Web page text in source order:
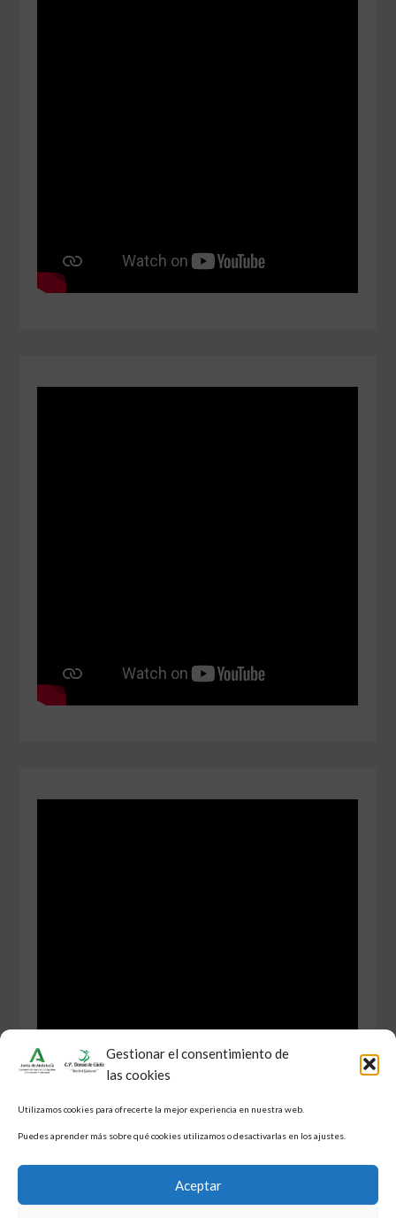
Gestionar el consentimiento de
las cookies
Utilizamos cookies para ofrecerte la mejor experiencia en nuestra web.
Puedes aprender más sobre qué cookies utilizamos o desactivarlas en los ajustes.
Aceptar